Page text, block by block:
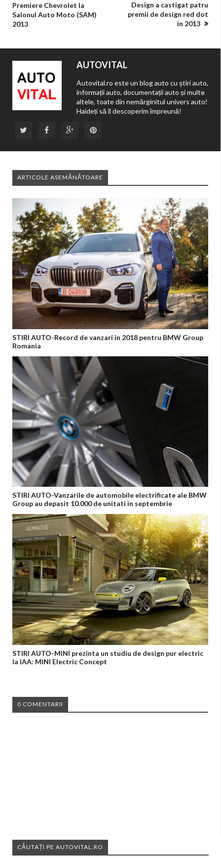
Premiere Chevrolet la
Salonul Auto Moto (SAM)
2013
Design a castigat patru
premii de design red dot
in 2013
AUTOVITAL
Autovital.ro este un blog auto cu știri auto,
informații auto, documentații auto și multe
altele, toate din nemărginitul univers auto!
Haideți să îl descoperim împreună!
ARTICOLE ASEMĂNĂTOARE
STIRI AUTO-Record de vanzari in 2018 pentru BMW Group
Romania
STIRI AUTO-Vanzarile de automobile electrificate ale BMW
Group au depasit 10.000 de unitati in septembrie
STIRI AUTO-MINI prezinta un studiu de design pur electric
la IAA: MINI Electric Concept
0 COMENTARII
CĂUTAȚI PE AUTOVITAL.RO